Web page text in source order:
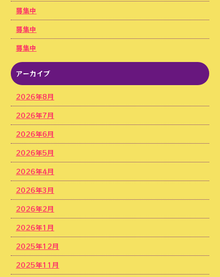
募集中
募集中
募集中
アーカイブ
2026年8月
2026年7月
2026年6月
2026年5月
2026年4月
2026年3月
2026年2月
2026年1月
2025年12月
2025年11月